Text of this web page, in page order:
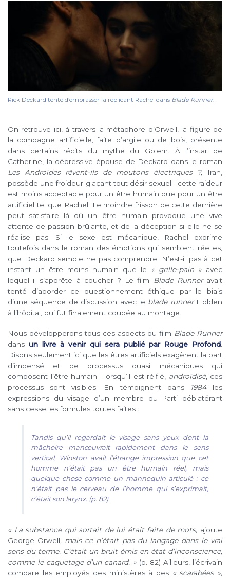
Rick Deckard tente d’embrasser la replicant Rachel dans Blade Runner.
On retrouve ici, à travers la métaphore d’Orwell, la figure de
la compagne artificielle, faite d’argile ou de bois, présente
dans certains récits du mythe du Golem. À l’instar de
Catherine, la dépressive épouse de Deckard dans le roman
Les Androïdes rêvent-ils de moutons électriques ?,
Iran,
possède une froideur glaçant tout désir sexuel ; cette raideur
est moins acceptable pour un être humain que pour un être
artificiel tel que Rachel. Le moindre frisson de cette dernière
peut satisfaire là où un être humain provoque une vive
attente de passion brûlante, et de la déception si elle ne se
réalise pas. Si le sexe est mécanique, Rachel exprime
toutefois dans le roman des émotions qui semblent réelles,
que Deckard semble ne pas comprendre. N’est-il pas à cet
instant un être moins humain que le « grille-pain » avec
lequel il s’apprête à coucher ? Le film
Blade Runner avait
tenté d’aborder ce questionnement éthique par le biais
d’une séquence de discussion avec le blade runner Holden
à l’hôpital, qui fut finalement coupée au montage.
Nous développerons tous ces aspects du film Blade Runner
dans un livre à venir qui sera publié par Rouge Profond
Disons seulement ici que les êtres artificiels exagèrent la part
d’impensé et de processus quasi mécaniques qui
composent l’être humain ; lorsqu’il est réifié, androïdisé, ces
processus sont visibles. En témoignent dans
1984 les
expressions du visage d’un membre du Parti déblatérant
sans cesse les formules toutes faites :
Tandis qu’il regardait le visage sans yeux dont la
mâchoire manœuvrait rapidement dans le sens
vertical, Winston avait l’étrange impression que cet
homme n’était pas un être humain réel, mais
quelque chose comme un mannequin articulé : ce
n’était pas le cerveau de l’homme qui s’exprimait,
c’était son larynx. (p. 82)
« La substance qui sortait de lui était faite de mots, ajoute
George Orwell, mais ce n’était pas du langage dans le vrai
sens du terme. C’était un bruit émis en état d’inconscience,
comme le caquetage d’un canard. » (p. 82) Ailleurs, l’écrivain
compare les employés des ministères à des « scarabées »,